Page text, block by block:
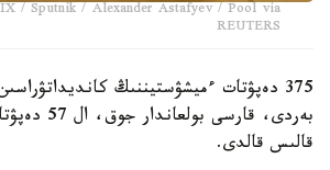
/ Sputnik / Alexander Astafyev / Pool via
REUTERS
375 دەپۋتات ءميشۋستيننىڭ
بەردى،
قالىس قالدى.